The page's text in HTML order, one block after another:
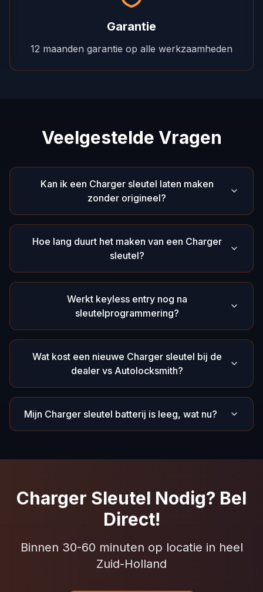
Garantie
12 maanden garantie op alle werkzaamheden
Veelgestelde Vragen
Kan ik een Charger sleutel laten maken
zonder origineel?
Hoe lang duurt het maken van een Charger
sleutel?
Werkt keyless entry nog na
sleutelprogrammering?
Wat kost een nieuwe Charger sleutel bij de
dealer vs Autolocksmith?
Mijn Charger sleutel batterij is leeg, wat nu?
Charger Sleutel Nodig? Bel
Direct!
Binnen 30-60 minuten op locatie in heel
Zuid-Holland